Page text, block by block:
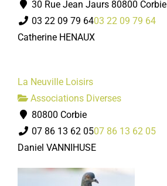
30 Rue Jean Jaurs 80800 Corbie
03 22 09 79 6403 22 09 79 64
Catherine HENAUX
La Neuville Loisirs
Associations Diverses
80800 Corbie
07 86 13 62 0507 86 13 62 05
Daniel VANNIHUSE